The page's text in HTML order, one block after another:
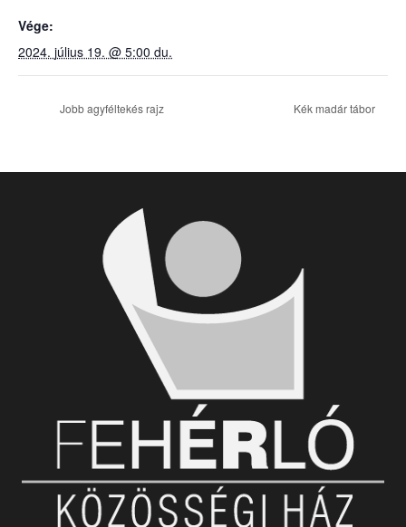
Vége:
2024. július 19. @ 5:00 du.
Jobb agyféltekés rajz Kék madár tábor